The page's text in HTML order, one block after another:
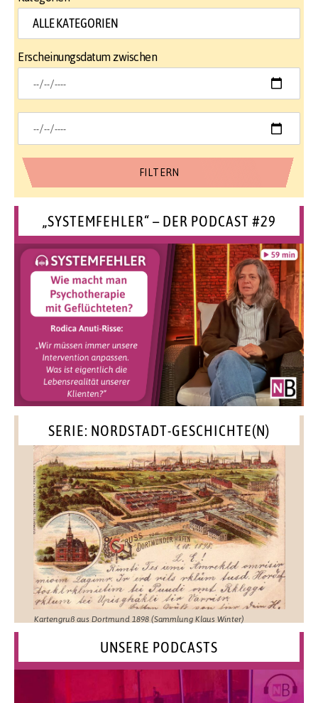
Erscheinungsdatum zwischen
„SYSTEMFEHLER“ – DER PODCAST #29
SERIE: NORDSTADT-GESCHICHTE(N)
Kartengruß aus Dortmund 1898 (Sammlung Klaus Winter)
UNSERE PODCASTS